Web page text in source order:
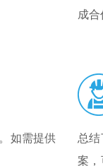
成合
如需提供
总
案